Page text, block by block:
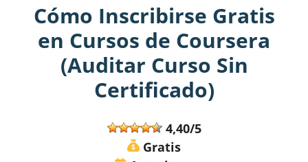
Cómo Inscribirse Gratis
en Cursos de Coursera
(Auditar Curso Sin
Certificado)
4,40/5
Gratis